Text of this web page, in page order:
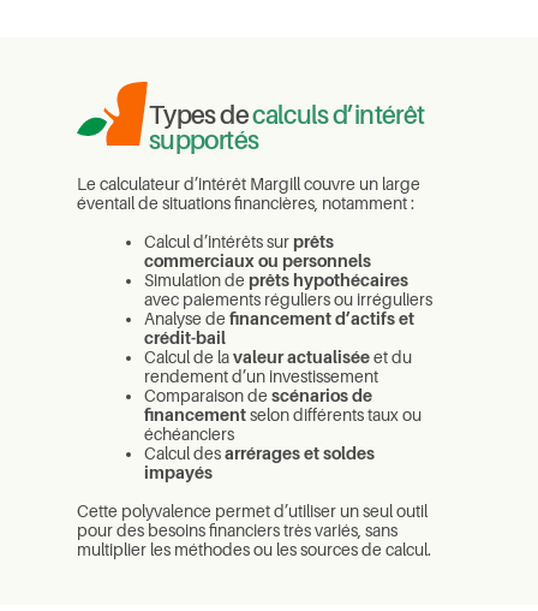
Types decalculs d’intérêt
supportés
Le calculateur d’intérêt Margill couvre un large
éventail de situations financières, notamment :
Calcul d’intérêts sur prêts
commerciaux ou personnels
Simulation de prêts hypothécaires
avec paiements réguliers ou irréguliers
Analyse de financement d’actifs et
crédit-bail
Calcul de lavaleur actualiséeet du
rendement d’un investissement
Comparaison de scénarios de
financementselon différents taux ou
échéanciers
Calcul desarrérages et soldes
impayés
Cette polyvalence permet d’utiliser un seul outil
pour des besoins financiers très variés, sans
multiplier les méthodes ou les sources de calcul.